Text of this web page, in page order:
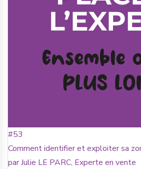
#53
Comment identifier et exploiter sa
par Julie LE PARC, Experte en vente